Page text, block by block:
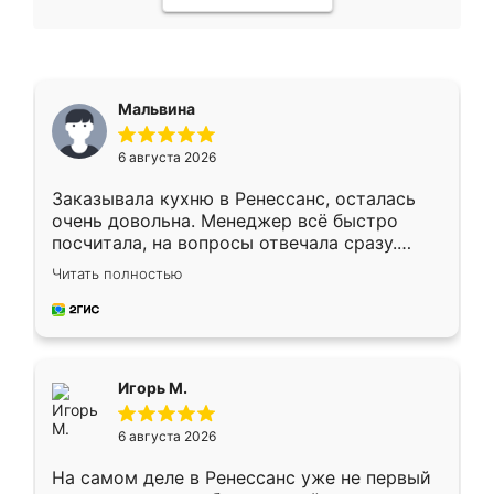
Мальвина
6 августа 2026
Заказывала кухню в Ренессанс, осталась
очень довольна. Менеджер всё быстро
посчитала, на вопросы отвечала сразу.
Замерщик приехал в субботу, подошёл к
делу со всей ответственностью. Собрали
за день, ребята работали аккуратно, даже
Читать полностью
Игорь М.
6 августа 2026
На самом деле в Ренессанс уже не первый